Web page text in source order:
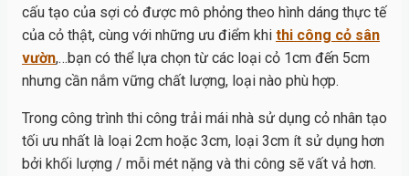
cấu tạo của sợi cỏ được mô phỏng theo hình dáng thực tế
của cỏ thật, cùng với những ưu điểm khi thi công cỏ sân
vườn,…bạn có thể lựa chọn từ các loại cỏ 1cm đến 5cm
nhưng cần nắm vững chất lượng, loại nào phù hợp.
Trong công trình thi công trải mái nhà sử dụng cỏ nhân tạo
tối ưu nhất là loại 2cm hoặc 3cm, loại 3cm ít sử dụng hơn
bởi khối lượng / mỗi mét nặng và thi công sẽ vất vả hơn.